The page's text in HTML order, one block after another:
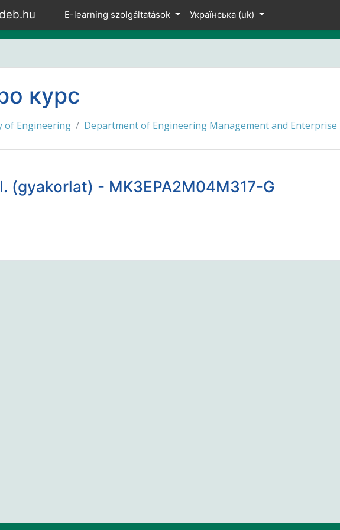
E-learning szolgáltatások Українська ‎(uk)‎
курс
of Engineering Department of Engineering Management and Enterprise
(gyakorlat) - MK3EPA2M04M317-G